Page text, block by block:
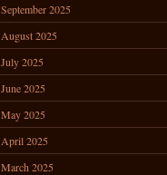
September 2025
August 2025
July 2025
June 2025
May 2025
April 2025
March 2025